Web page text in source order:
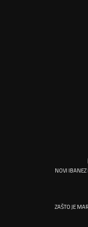
NOVI
ZAŠTO JE